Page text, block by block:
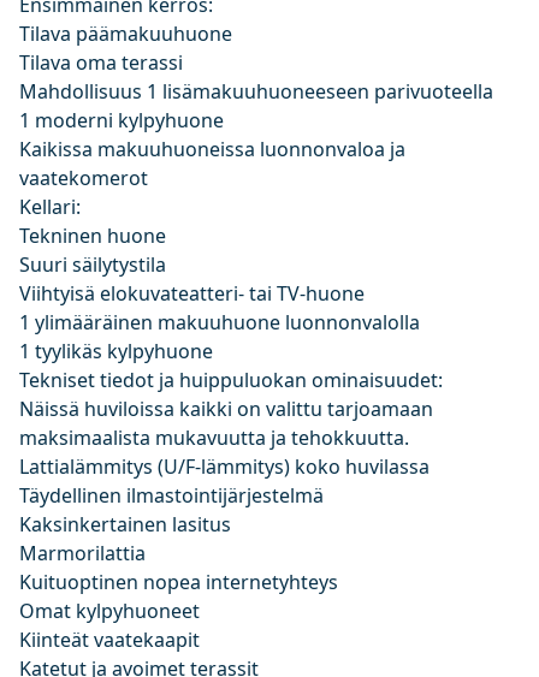
Tilava päämakuuhuone
Tilava oma terassi
Mahdollisuus 1 lisämakuuhuoneeseen parivuoteella
1 moderni kylpyhuone
Kaikissa makuuhuoneissa luonnonvaloa ja
vaatekomerot
Kellari:
Tekninen huone
Suuri säilytystila
Viihtyisä elokuvateatteri- tai TV-huone
1 ylimääräinen makuuhuone luonnonvalolla
1 tyylikäs kylpyhuone
Tekniset tiedot ja huippuluokan ominaisuudet:
Näissä huviloissa kaikki on valittu tarjoamaan
maksimaalista mukavuutta ja tehokkuutta.
Lattialämmitys (U/F-lämmitys) koko huvilassa
Täydellinen ilmastointijärjestelmä
Kaksinkertainen lasitus
Marmorilattia
Kuituoptinen nopea internetyhteys
Omat kylpyhuoneet
Kiinteät vaatekaapit
Katetut ja avoimet terassit